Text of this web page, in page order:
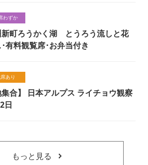
わずか
新町ろうかく湖 とうろう流しと花
有料観覧席･お弁当付き
あり
合】 日本アルプス ライチョウ観察
日
もっと見る